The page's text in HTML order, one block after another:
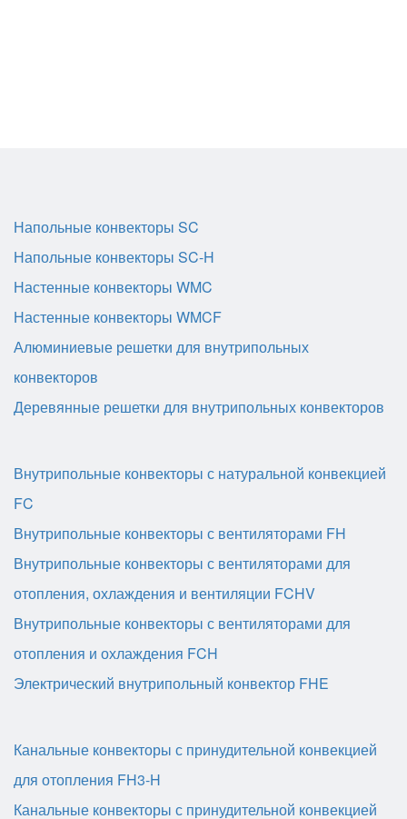
Напольные конвекторы SC
Напольные конвекторы SC-H
Настенные конвекторы WMC
Настенные конвекторы WMCF
Алюминиевые решетки для внутрипольных
конвекторов
Деревянные решетки для внутрипольных конвекторов
Внутрипольные конвекторы с натуральной конвекцией
FC
Внутрипольные конвекторы с вентиляторами FH
Внутрипольные конвекторы с вентиляторами для
отопления, охлаждения и вентиляции FCHV
Внутрипольные конвекторы с вентиляторами для
отопления и охлаждения FCH
Электрический внутрипольный конвектор FHE
Канальные конвекторы с принудительной конвекцией
для отопления FH3-H
Канальные конвекторы с принудительной конвекцией